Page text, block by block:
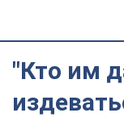
"Кто им